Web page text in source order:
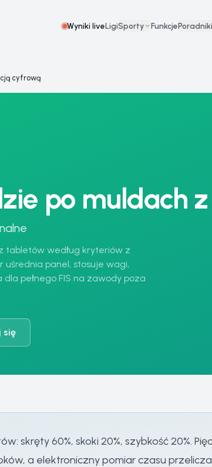
Wyniki liveLigiSporty FunkcjePoradniki
cyfrową
po muldach
tabletów według kryteriów z
panel, stosuje wagi,
pełnego FIS na zawody poza
się
skręty 60%, skoki 20%, szybkość 20%.
a elektroniczny pomiar czasu